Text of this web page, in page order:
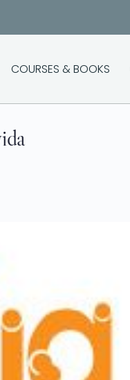
COURSES & BOOKS